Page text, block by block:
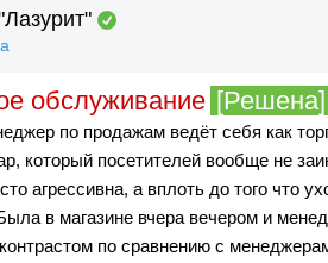
обслуживание [Решена]
по продажам ведёт себя как
который посетителей вообще не
агрессивна, а вплоть до того что
в магазине вчера вечером и
по сравнению с